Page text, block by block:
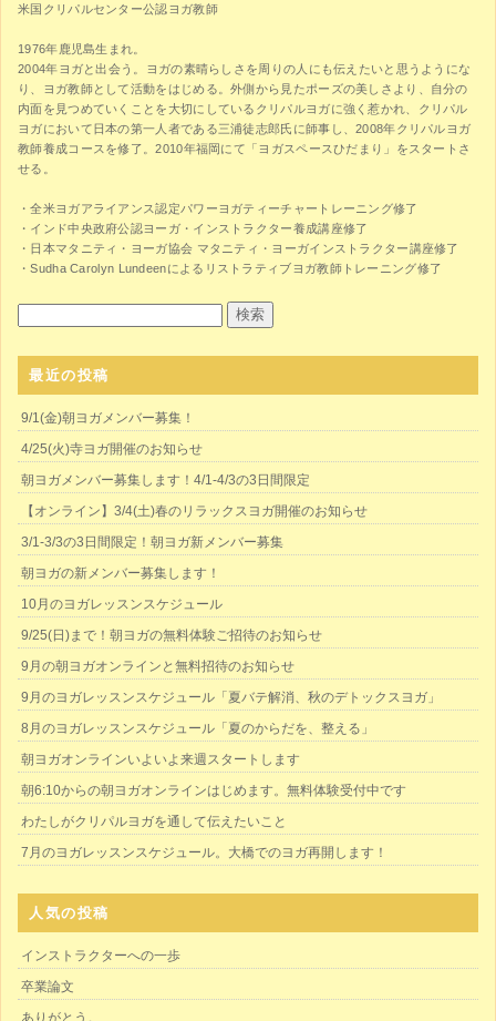
米国クリパルセンター公認ヨガ教師
1976年鹿児島生まれ。
2004年ヨガと出会う。ヨガの素晴らしさを周りの人にも伝えたいと思うようにな
り、ヨガ教師として活動をはじめる。外側から見たポーズの美しさより、自分の
内面を見つめていくことを大切にしているクリパルヨガに強く惹かれ、クリパル
ヨガにおいて日本の第一人者である三浦徒志郎氏に師事し、2008年クリパルヨガ
教師養成コースを修了。2010年福岡にて「ヨガスペースひだまり」をスタートさ
せる。
・全米ヨガアライアンス認定パワーヨガティーチャートレーニング修了
・インド中央政府公認ヨーガ・インストラクター養成講座修了
・日本マタニティ・ヨーガ協会 マタニティ・ヨーガインストラクター講座修了
・Sudha Carolyn Lundeenによるリストラティブヨガ教師トレーニング修了
最近の投稿
9/1(金)朝ヨガメンバー募集！
4/25(火)寺ヨガ開催のお知らせ
朝ヨガメンバー募集します！4/1-4/3の3日間限定
【オンライン】3/4(土)春のリラックスヨガ開催のお知らせ
3/1-3/3の3日間限定！朝ヨガ新メンバー募集
朝ヨガの新メンバー募集します！
10月のヨガレッスンスケジュール
9/25(日)まで！朝ヨガの無料体験ご招待のお知らせ
9月の朝ヨガオンラインと無料招待のお知らせ
9月のヨガレッスンスケジュール「夏バテ解消、秋のデトックスヨガ」
8月のヨガレッスンスケジュール「夏のからだを、整える」
朝ヨガオンラインいよいよ来週スタートします
朝6:10からの朝ヨガオンラインはじめます。無料体験受付中です
わたしがクリパルヨガを通して伝えたいこと
7月のヨガレッスンスケジュール。大橋でのヨガ再開します！
人気の投稿
インストラクターへの一歩
卒業論文